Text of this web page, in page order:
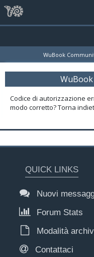
WuBook
Codice di autorizzazione
modo corretto? Torna
QUICK LINKS
Nuovi
Forum Stats
Modalità
Contattaci